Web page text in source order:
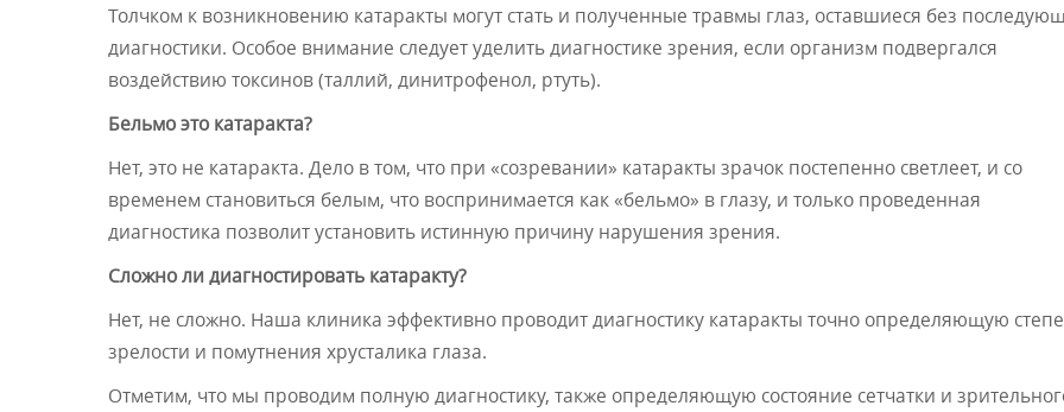
Толчком к возникновению катаракты могут стать и полученные травмы глаз, оставшиеся без
диагностики. Особое внимание следует уделить диагностике зрения, если организм подвергался
воздействию токсинов (таллий, динитрофенол, ртуть).
Бельмо это катаракта?
Нет, это не катаракта. Дело в том, что при «созревании» катаракты зрачок постепенно светлеет, и со
временем становиться белым, что воспринимается как «бельмо» в глазу, и только проведенная
диагностика позволит установить истинную причину нарушения зрения.
Сложно ли диагностировать катаракту?
Нет, не сложно. Наша клиника эффективно проводит диагностику катаракты точно определяющую
зрелости и помутнения хрусталика глаза.
Отметим, что мы проводим полную диагностику, также определяющую состояние сетчатки и